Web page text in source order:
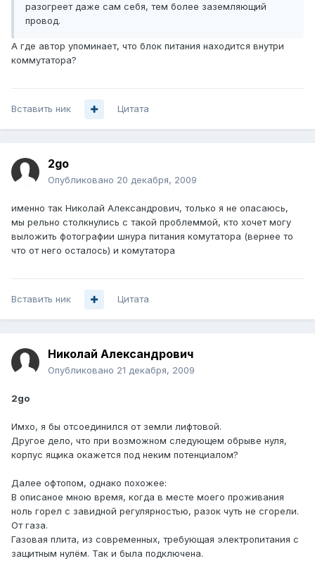
разогреет даже сам себя, тем более заземляющий
провод.
А где автор упоминает, что блок питания находится внутри
коммутатора?
Вставить ник Цитата
2go
Опубликовано 20 декабря, 2009
именно так Николай Александрович, только я не опасаюсь,
мы рельно столкнулись с такой проблеммой, кто хочет могу
выложить фотографии шнура питания комутатора (вернее то
что от него осталось) и комутатора
Вставить ник Цитата
Николай Александрович
Опубликовано 21 декабря, 2009
2go
Имхо, я бы отсоединился от земли лифтовой.
Другое дело, что при возможном следующем обрыве нуля,
корпус ящика окажется под неким потенциалом?
Далее офтопом, однако похожее:
В описаное мною время, когда в месте моего проживания
ноль горел с завидной регулярностью, разок чуть не сгорели.
От газа.
Газовая плита, из современных, требующая электропитания с
защитным нулём. Так и была подключена.